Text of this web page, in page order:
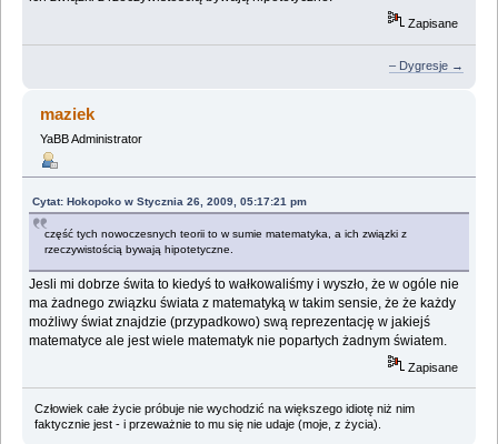
Zapisane
– Dygresje →
maziek
YaBB Administrator
Cytat: Hokopoko w Stycznia 26, 2009, 05:17:21 pm
część tych nowoczesnych teorii to w sumie matematyka, a ich związki z
rzeczywistością bywają hipotetyczne.
Jesli mi dobrze świta to kiedyś to wałkowaliśmy i wyszło, że w ogóle nie
ma żadnego związku świata z matematyką w takim sensie, że że każdy
możliwy świat znajdzie (przypadkowo) swą reprezentację w jakiejś
matematyce ale jest wiele matematyk nie popartych żadnym światem.
Zapisane
Człowiek całe życie próbuje nie wychodzić na większego idiotę niż nim
faktycznie jest - i przeważnie to mu się nie udaje (moje, z życia).